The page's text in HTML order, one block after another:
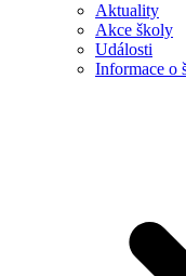
Aktuality
Akce školy
Události
Informace o